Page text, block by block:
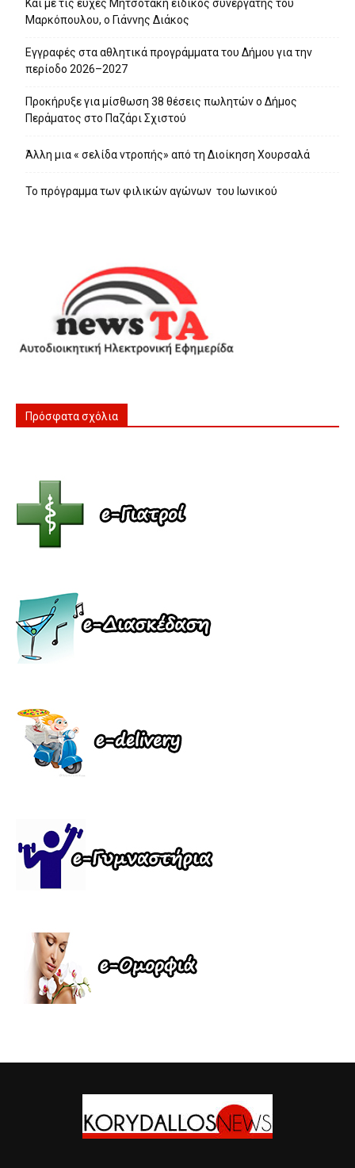
Και με τις ευχές Μητσοτάκη ειδικός συνεργάτης του
Μαρκόπουλου, ο Γιάννης Διάκος
Εγγραφές στα αθλητικά προγράμματα του Δήμου για την
περίοδο 2026–2027
Προκήρυξε για μίσθωση 38 θέσεις πωλητών ο Δήμος
Περάματος στο Παζάρι Σχιστού
Άλλη μια « σελίδα ντροπής» από τη Διοίκηση Χουρσαλά
Το πρόγραμμα των φιλικών αγώνων του Ιωνικού
Πρόσφατα σχόλια